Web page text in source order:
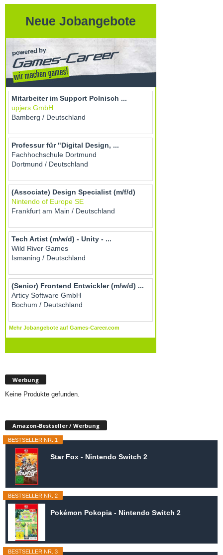
Werbung
Keine Produkte gefunden.
Amazon-Bestseller / Werbung
BESTSELLER NR. 1
Star Fox - Nintendo Switch 2
BESTSELLER NR. 2
Pokémon Pokopia - Nintendo Switch 2
BESTSELLER NR. 3